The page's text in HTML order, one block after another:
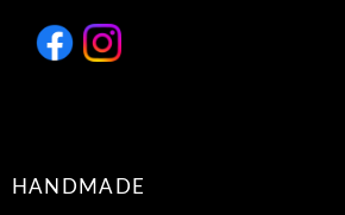
HANDMADE